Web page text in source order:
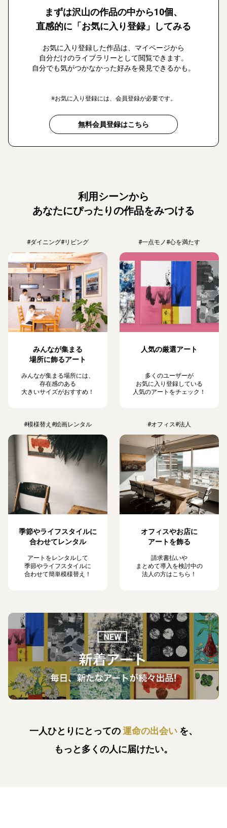
まずは沢山の作品の中から10個、
直感的に「お気に入り登録」してみる
お気に入り登録した作品は、マイページから
自分だけのライブラリーとして閲覧できます。
自分でも気がつかなかった好みを発見できるかも。
※お気に入り登録には、会員登録が必要です。
無料会員登録はこちら
利用シーンから
あなたにぴったりの作品をみつける
#ダイニング#リビング
みんなが集まる
場所に飾るアート
みんなが集まる場所には、
存在感のある
大きいサイズがおすすめ！
#一点モノ#心を満たす
人気の厳選アート
多くのユーザーが
お気に入り登録している
人気のアートをチェック！
#模様替え #絵画レンタル
季節やライフスタイルに
合わせてレンタル
アートをレンタルして
季節やライフスタイルに
合わせて簡単模様替え！
#オフィス#法人
オフィスやお店に
アートを飾る
請求書払いや
まとめて導入を検討中の
法人の方はこちら！
一人ひとりにとっての運命の出会い を、
もっと多くの人に届けたい。